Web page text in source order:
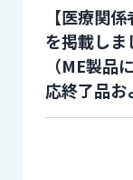
【医療関
を掲載しま
（ME製品
応終了品お